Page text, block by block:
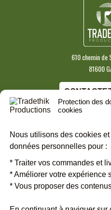
610 chemin de
81600
S'INSCRIRE À
Restez informé.es des dates
informations pratiques sur les
Protection des
cookies
Nous utilisons des cookies
données personnelles pour :
* Traiter vos commandes et
* Améliorer votre expérience
* Vous proposer des